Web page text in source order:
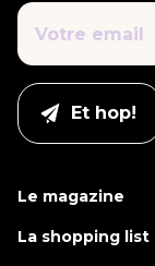
Le magazine
La shopping list